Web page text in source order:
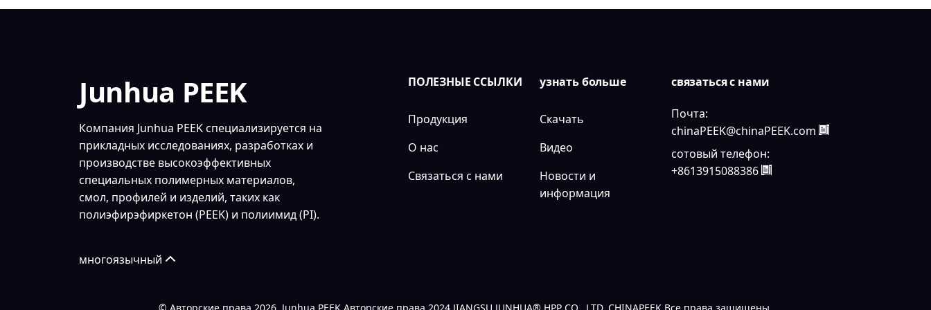
Junhua PEEK
Компания Junhua PEEK специализируется на
прикладных исследованиях, разработках и
производстве высокоэффективных
специальных полимерных материалов,
смол, профилей и изделий, таких как
полиэфирэфиркетон (PEEK) и полиимид (PI).
многоязычный
ПОЛЕЗНЫЕ ССЫЛКИ
Продукция
О нас
Связаться с нами
узнать больше
Скачать
Видео
Новости и
информация
связаться с нами
Почта:
chinaPEEK@chinaPEEK.com
сотовый телефон:
+8613915088386
© Авторские права 2026. Junhua PEEK Авторские права 2024 JIANGSU JUNHUA® HPP CO., LTD. CHINAPEEK Все права защищены.